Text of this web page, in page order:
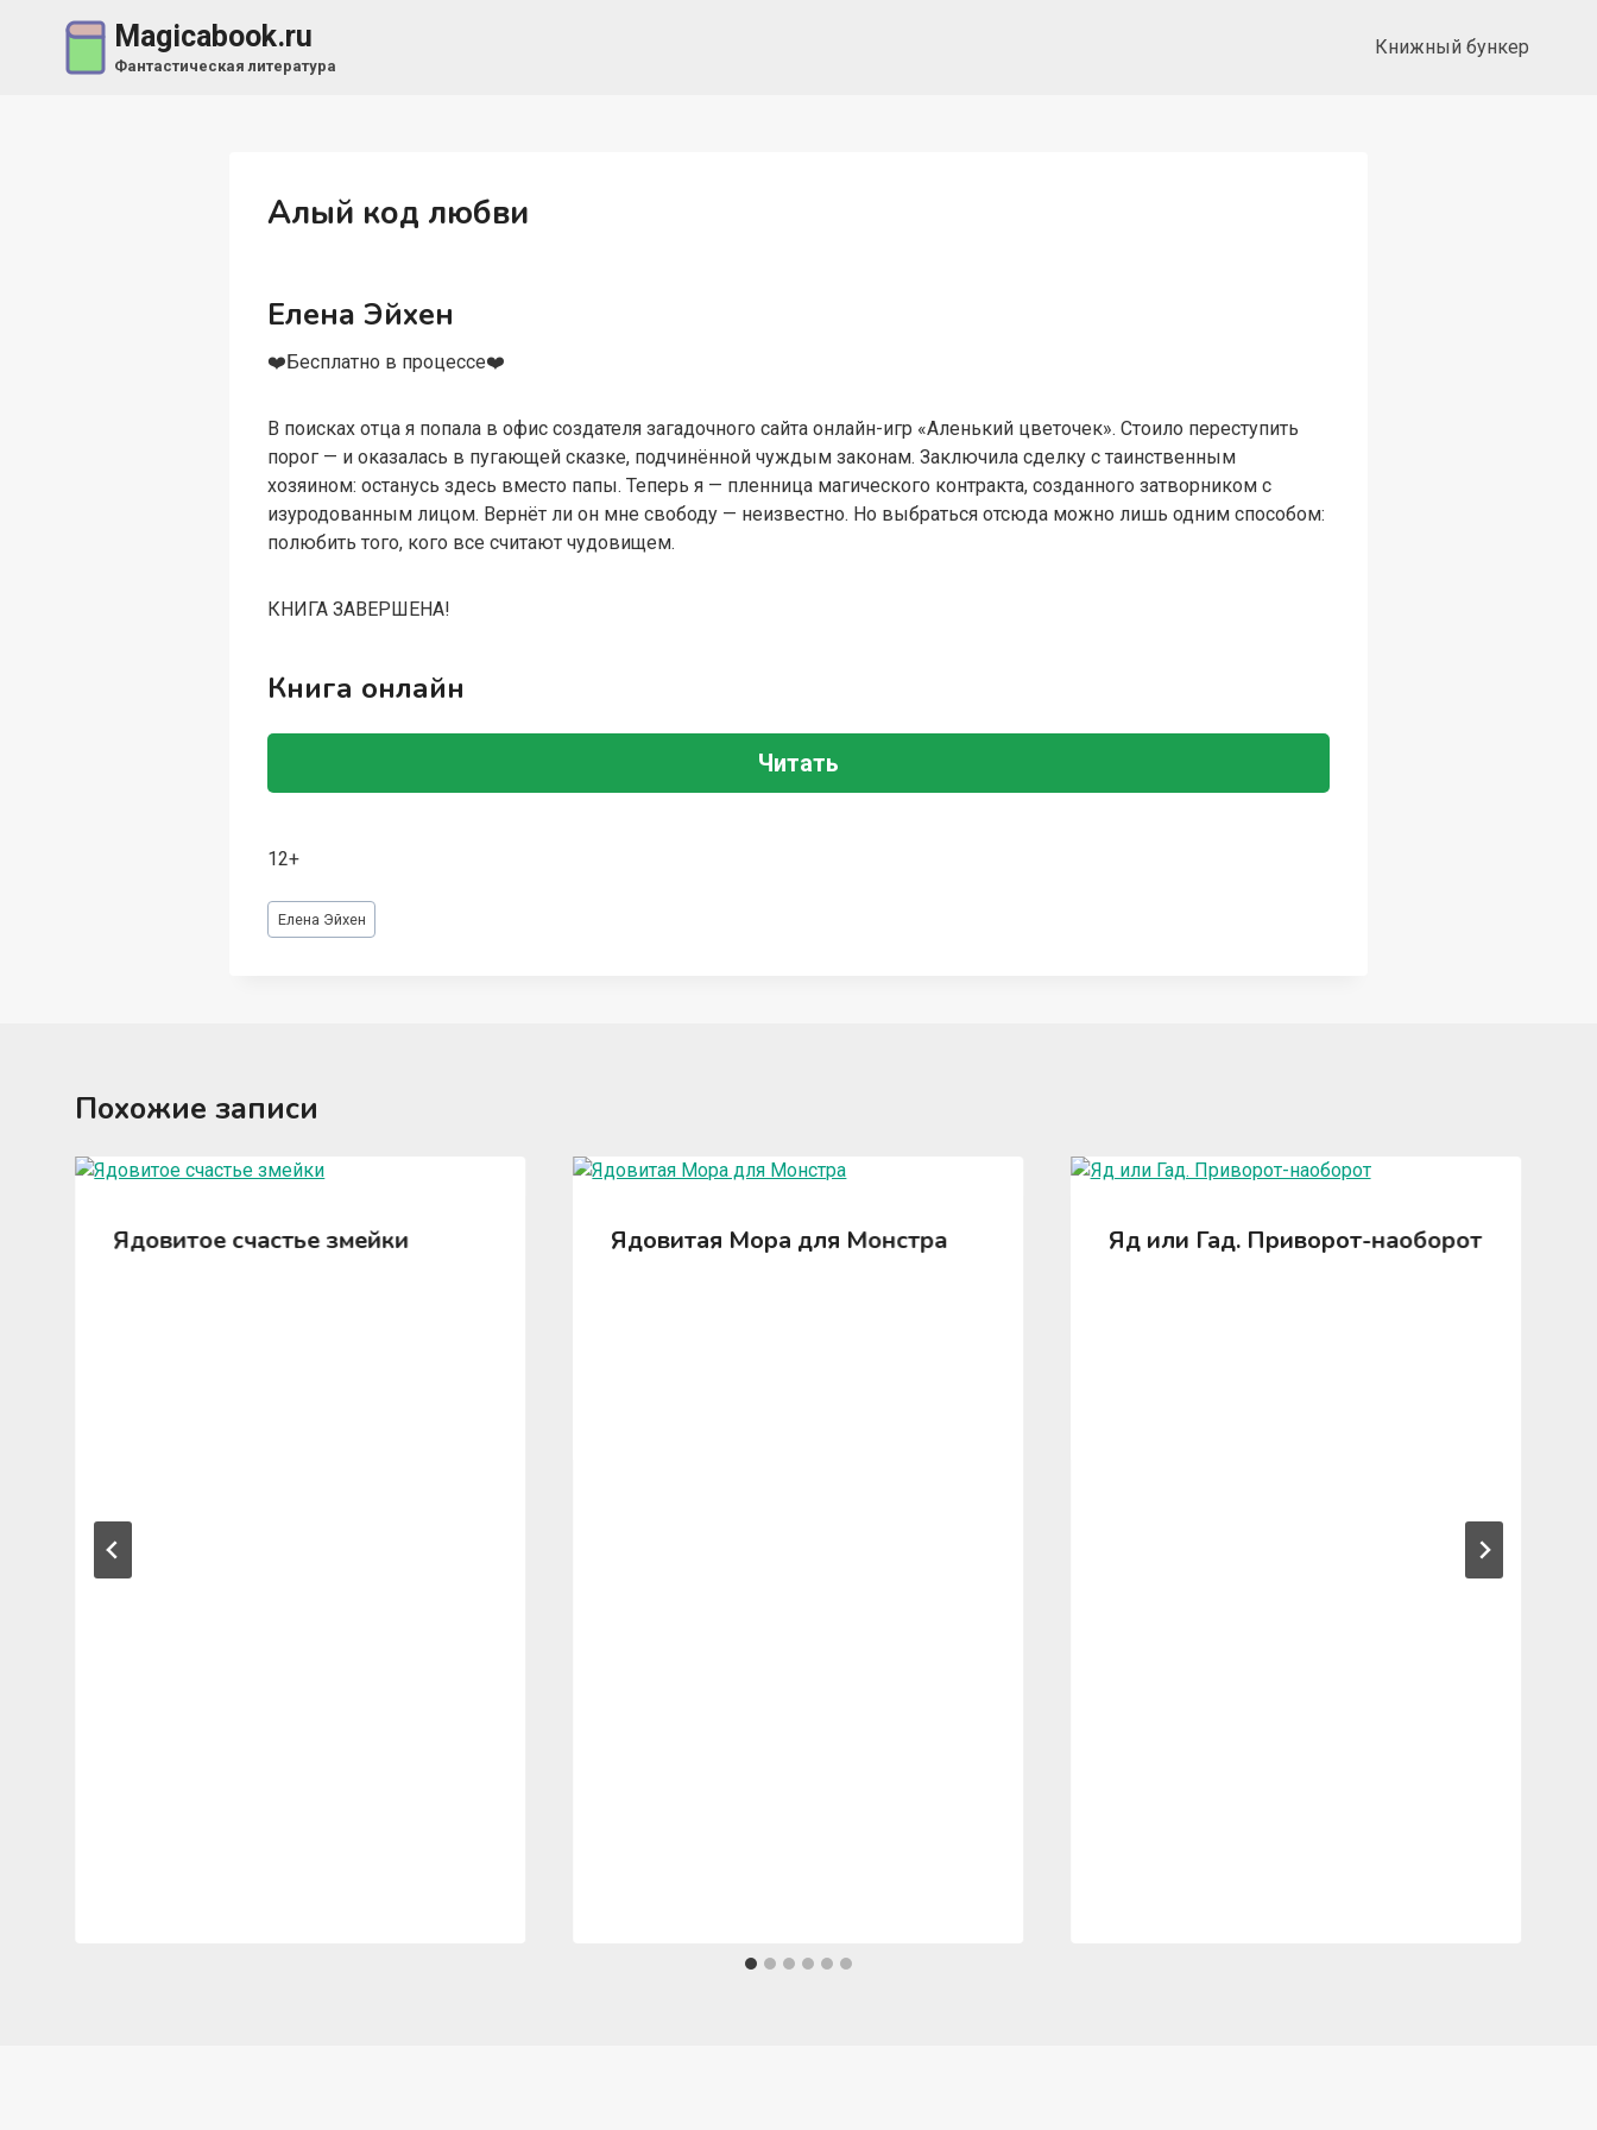
содержимому
Magicabook.ru
Фантастическая литература
Книжный бункер
Алый код любви
Елена Эйхен
‍❤️‍Бесплатно в процессе‍❤️‍
В поисках отца я попала в офис создателя загадочного сайта онлайн-игр «Аленький цветочек». Стоило переступить
порог — и оказалась в пугающей сказке, подчинённой чуждым законам. Заключила сделку с таинственным
хозяином: останусь здесь вместо папы. Теперь я — пленница магического контракта, созданного затворником с
изуродованным лицом. Вернёт ли он мне свободу — неизвестно. Но выбраться отсюда можно лишь одним способом:
полюбить того, кого все считают чудовищем.
КНИГА ЗАВЕРШЕНА!
Книга онлайн
Читать
12+
Метки
записи:
Елена Эйхен
Похожие записи
Ядовитое счастье змейки Ядовитая Мора для Монстра Яд или Гад. Приворот-наоборот